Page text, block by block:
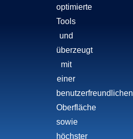
optimierte
Tools
und
überzeugt
mit
einer
benutzerfreundlichen
Oberfläche
sowie
höchster